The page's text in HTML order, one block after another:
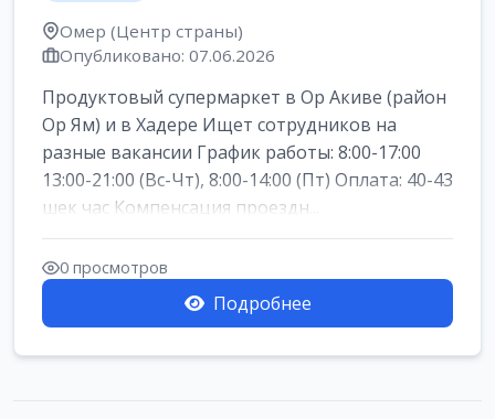
Омер (Центр страны)
Опубликовано: 07.06.2026
Продуктовый супермаркет в Ор Акиве (район
Ор Ям) и в Хадере Ищет сотрудников на
разные вакансии График работы: 8:00-17:00
13:00-21:00 (Вс-Чт), 8:00-14:00 (Пт) Оплата: 40-43
шек час Компенсация проездн...
0 просмотров
Подробнее